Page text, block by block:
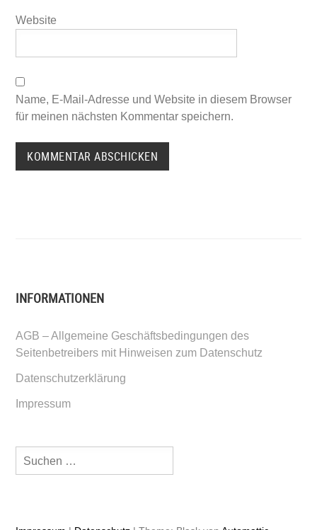
Website
Name, E-Mail-Adresse und Website in diesem Browser
für meinen nächsten Kommentar speichern.
INFORMATIONEN
AGB – Allgemeine Geschäftsbedingungen des
Seitenbetreibers mit Hinweisen zum Datenschutz
Datenschutzerklärung
Impressum
Suchen